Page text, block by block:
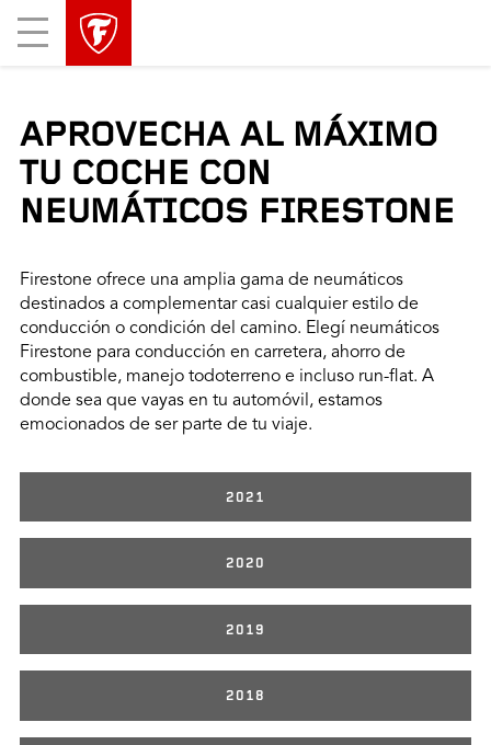
Mobile
Menu
APROVECHA AL MÁXIMO
TU COCHE CON
NEUMÁTICOS FIRESTONE
Firestone ofrece una amplia gama de neumáticos
destinados a complementar casi cualquier estilo de
conducción o condición del camino. Elegí neumáticos
Firestone para conducción en carretera, ahorro de
combustible, manejo todoterreno e incluso run-flat. A
donde sea que vayas en tu automóvil, estamos
emocionados de ser parte de tu viaje.
2021
2020
2019
2018